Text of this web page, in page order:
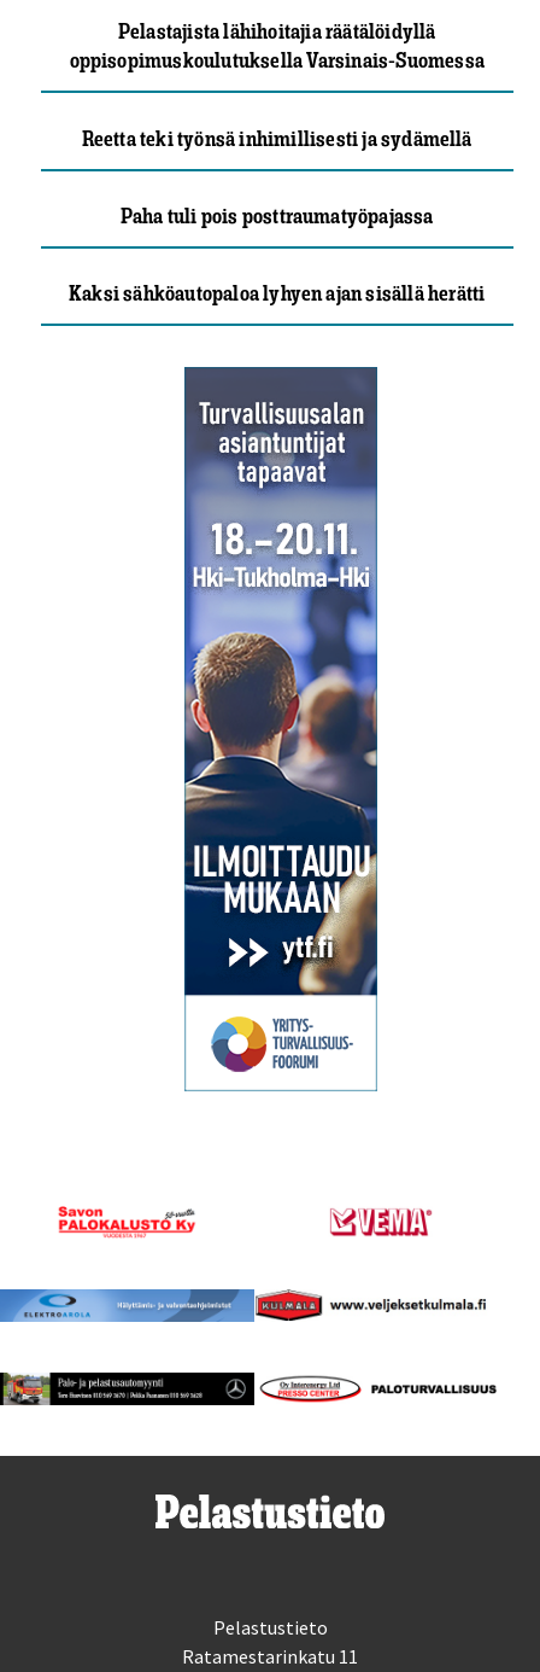
Pelastajista lähihoitajia räätälöidyllä
oppisopimuskoulutuksella Varsinais-Suomessa
Reetta teki työnsä inhimillisesti ja sydämellä
Paha tuli pois posttraumatyöpajassa
Kaksi sähköautopaloa lyhyen ajan sisällä herätti
Pelastustieto
Ratamestarinkatu 11